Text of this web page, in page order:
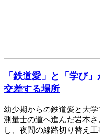
「鉄道愛」と「学び」
交差する場所
幼少期からの鉄道愛と大
測量士の道へ進んだ岩本
し、夜間の線路切り替え